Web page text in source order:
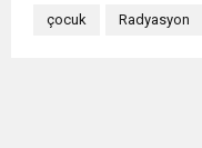
çocuk Radyasyon